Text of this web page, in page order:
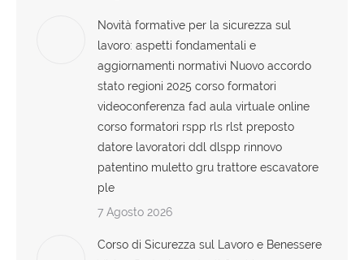
Novità formative per la sicurezza sul
lavoro: aspetti fondamentali e
aggiornamenti normativi Nuovo accordo
stato regioni 2025 corso formatori
videoconferenza fad aula virtuale online
corso formatori rspp rls rlst preposto
datore lavoratori ddl dlspp rinnovo
patentino muletto gru trattore escavatore
ple
7 Agosto 2026
Corso di Sicurezza sul Lavoro e Benessere